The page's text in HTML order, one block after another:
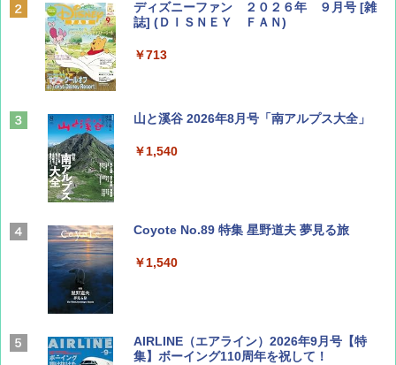
ディズニーファン ２０２６年 ９月号 [雑
誌] (ＤＩＳＮＥＹ ＦＡＮ)
￥713
山と溪谷 2026年8月号「南アルプス大全」
￥1,540
Coyote No.89 特集 星野道夫 夢見る旅
￥1,540
AIRLINE（エアライン）2026年9月号【特
集】ボーイング110周年を祝して！